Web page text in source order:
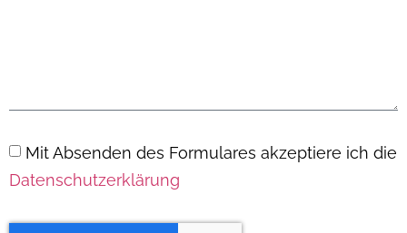
Mit Absenden des Formulares akzeptiere ich die
Datenschutzerklärung